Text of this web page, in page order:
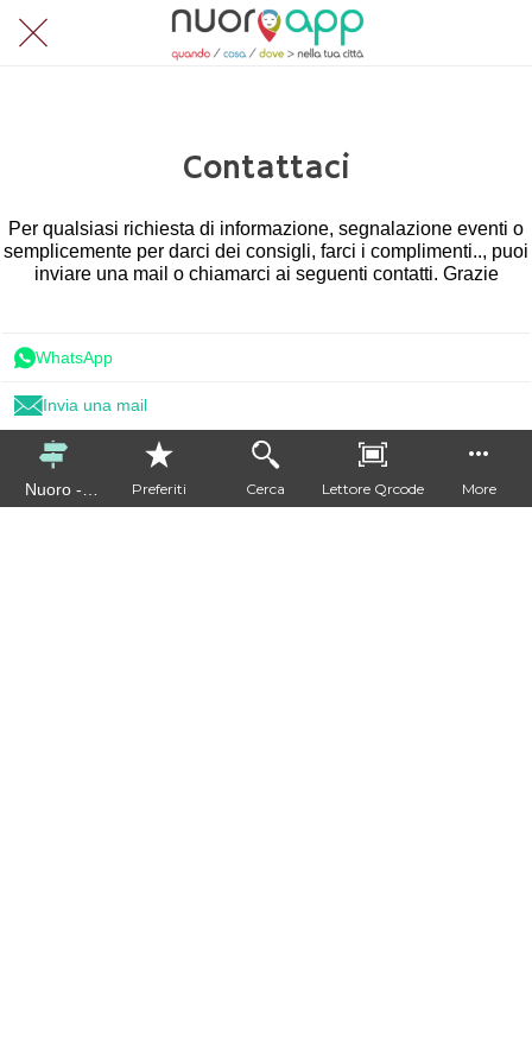
Contattaci
Per qualsiasi richiesta di informazione, segnalazione eventi o
semplicemente per darci dei consigli, farci i complimenti.., puoi
inviare una mail o chiamarci ai seguenti contatti. Grazie
WhatsApp
Invia una mail
Nuoro -
Conoscerla e
Preferiti Cerca Lettore Qrcode More